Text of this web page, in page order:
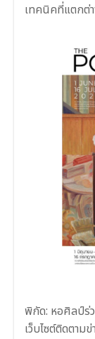
เทคนิคที่แตกต่
พิกัด: หอศิลป์ร่
เว็บไซต์ติดตามข่